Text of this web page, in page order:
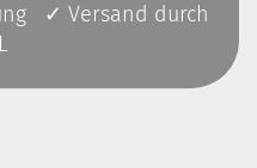
✓ Versand durch